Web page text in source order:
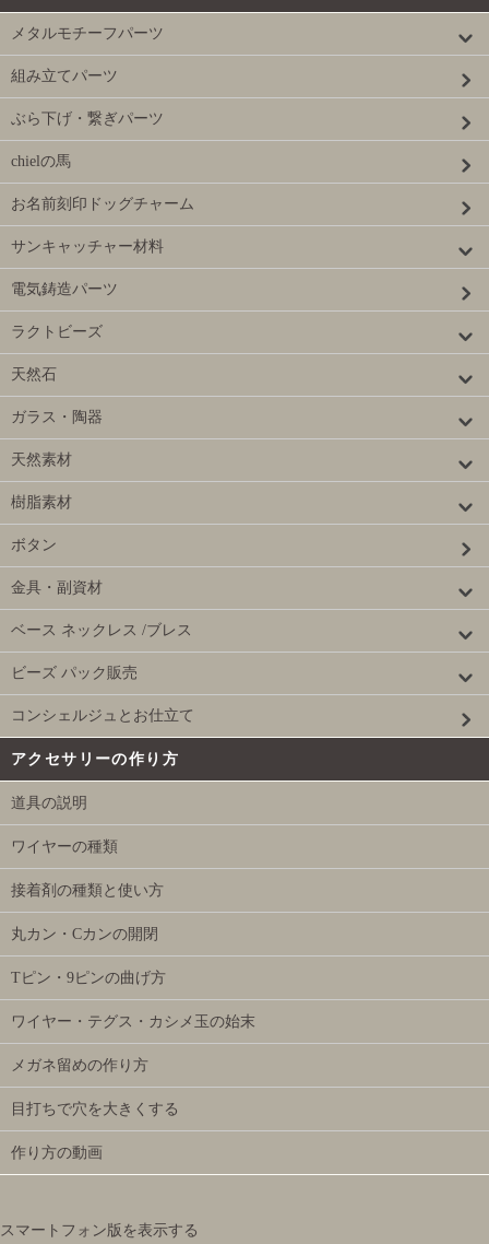
メタルモチーフパーツ
組み立てパーツ
ぶら下げ・繋ぎパーツ
chielの馬
お名前刻印ドッグチャーム
サンキャッチャー材料
電気鋳造パーツ
ラクトビーズ
天然石
ガラス・陶器
天然素材
樹脂素材
ボタン
金具・副資材
ベース ネックレス /ブレス
ビーズ パック販売
コンシェルジュとお仕立て
アクセサリーの作り方
道具の説明
ワイヤーの種類
接着剤の種類と使い方
丸カン・Cカンの開閉
Tピン・9ピンの曲げ方
ワイヤー・テグス・カシメ玉の始末
メガネ留めの作り方
目打ちで穴を大きくする
作り方の動画
スマートフォン版を表示する